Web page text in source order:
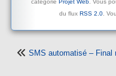
catégorie Projet Web . Vous
du flux RSS 2.0.
SMS automatisé – Final